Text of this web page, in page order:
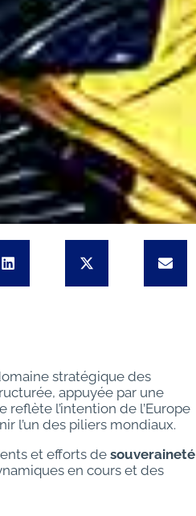
stratégique des
appuyée par une
l’intention de l’Europe
l’un des piliers mondiaux.
et efforts de souveraineté
en cours et des